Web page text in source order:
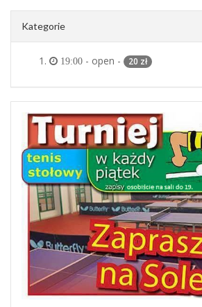
Kategorie
19:00 - open - 20 zł